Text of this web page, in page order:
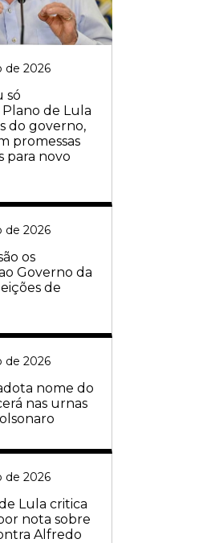
de 2026
só
de Lula
do governo,
promessas
para novo
de 2026
os
Governo da
de
de 2026
nome do
nas urnas
de 2026
Lula critica
nota sobre
Alfredo